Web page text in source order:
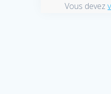
Vous devez